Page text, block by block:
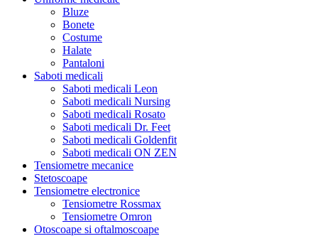
Bluze
Bonete
Costume
Halate
Pantaloni
Saboti medicali
Saboti medicali Leon
Saboti medicali Nursing
Saboti medicali Rosato
Saboti medicali Dr. Feet
Saboti medicali Goldenfit
Saboti medicali ON ZEN
Tensiometre mecanice
Stetoscoape
Tensiometre electronice
Tensiometre Rossmax
Tensiometre Omron
Otoscoape si oftalmoscoape